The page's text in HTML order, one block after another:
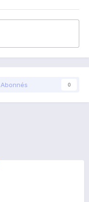
Abonnés 0